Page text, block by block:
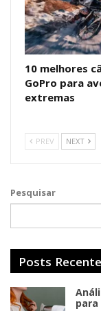
10 melhores
GoPro para
extremas
PREV NEXT
Pesquisar
Posts